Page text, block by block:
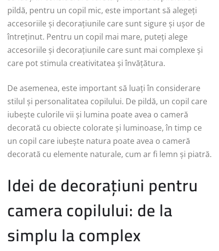
pildă, pentru un copil mic, este important să alegeți
accesoriile și decorațiunile care sunt sigure și ușor de
întreținut. Pentru un copil mai mare, puteți alege
accesoriile și decorațiunile care sunt mai complexe și
care pot stimula creativitatea și învățătura.
De asemenea, este important să luați în considerare
stilul și personalitatea copilului. De pildă, un copil care
iubește culorile vii și lumina poate avea o cameră
decorată cu obiecte colorate și luminoase, în timp ce
un copil care iubește natura poate avea o cameră
decorată cu elemente naturale, cum ar fi lemn și piatră.
Idei de decorațiuni pentru
camera copilului: de la
simplu la complex